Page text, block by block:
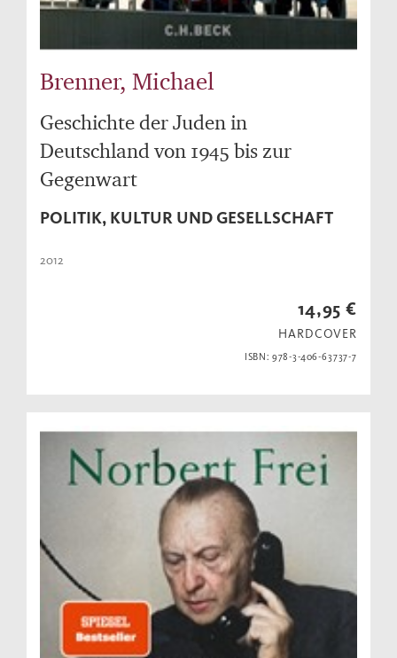
Brenner, Michael
Geschichte der Juden in
Deutschland von 1945 bis zur
Gegenwart
POLITIK, KULTUR UND GESELLSCHAFT
2012
14,95 €
HARDCOVER
ISBN: 978-3-406-63737-7